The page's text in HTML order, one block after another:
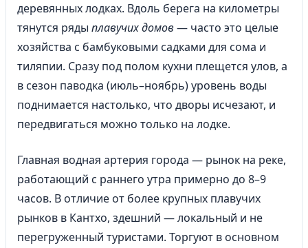
деревянных лодках. Вдоль берега на километры
тянутся ряды плавучих домов— часто это целые
хозяйства с бамбуковыми садками для сома и
тиляпии. Сразу под полом кухни плещется улов, а
в сезон паводка (июль–ноябрь) уровень воды
поднимается настолько, что дворы исчезают, и
передвигаться можно только на лодке.
Главная водная артерия города — рынок на реке,
работающий с раннего утра примерно до 8–9
часов. В отличие от более крупных плавучих
рынков в Кантхо, здешний — локальный и не
перегруженный туристами. Торгуют в основном